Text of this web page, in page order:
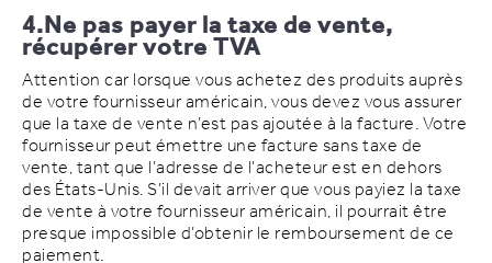
4.Ne pas payer la taxe de vente,
récupérer votre TVA
Attention car lorsque vous achetez des produits auprès
de votre fournisseur américain, vous devez vous assurer
que la taxe de vente n’est pas ajoutée à la facture. Votre
fournisseur peut émettre une facture sans taxe de
vente, tant que l’adresse de l’acheteur est en dehors
des États-Unis. S’il devait arriver que vous payiez la taxe
de vente à votre fournisseur américain, il pourrait être
presque impossible d’obtenir le remboursement de ce
paiement.